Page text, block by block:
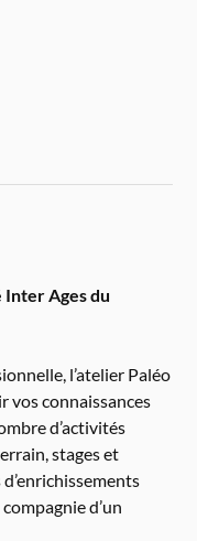
Inter Ages du
l’atelier Paléo
vos connaissances
d’activités
stages et
d’un